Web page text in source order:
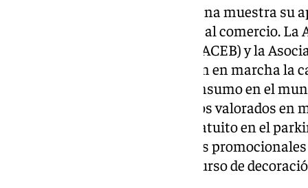
El Ayuntamiento de Benalmádena muestra su
de ACEB-ACCAB para fomentar al comercio.
Empresarios de Benalmádena (ACEB) y la
de Benalmádena (ACCAB) ponen en marcha
al fomento de las compras y consumo en el
‘Gana un Escaparate’ con regalos valorados
1.200 vales de aparcamiento gratuito en el
animación con regalos de bolsas
asociados, y el tradicional concurso de